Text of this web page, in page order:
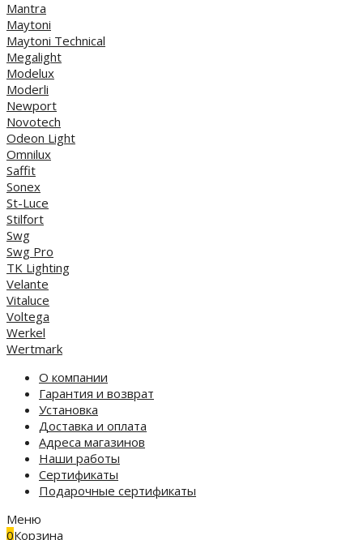
Mantra
Maytoni
Maytoni Technical
Megalight
Modelux
Moderli
Newport
Novotech
Odeon Light
Omnilux
Saffit
Sonex
St-Luce
Stilfort
Swg
Swg Pro
TK Lighting
Velante
Vitaluce
Voltega
Werkel
Wertmark
О компании
Гарантия и возврат
Установка
Доставка и оплата
Адреса магазинов
Наши работы
Сертификаты
Подарочные сертификаты
Меню
0Корзина